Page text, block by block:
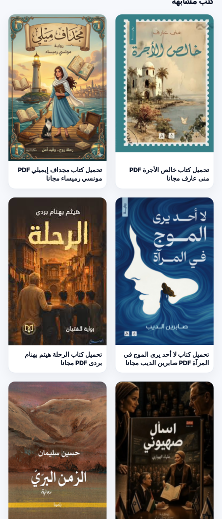
تحميل كتاب خالص الأجرة PDF
منى عارف مجانا
تحميل كتاب مجداف إيميلي PDF
مونسي رميساء مجانا
تحميل كتاب لا أحد يرى الموج في
المرآة PDF صابرين الديب مجانا
تحميل كتاب الرحلة هيثم بهنام
بردى PDF مجانا